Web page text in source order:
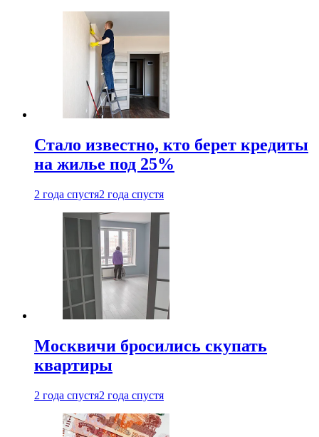
Стало известно, кто берет кредиты
на жилье под 25%
2 года спустя2 года спустя
Москвичи бросились скупать
квартиры
2 года спустя2 года спустя